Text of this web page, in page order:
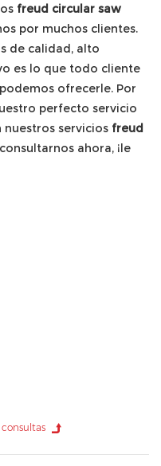
freud circular saw
por muchos clientes.
de calidad, alto
es lo que todo cliente
ofrecerle. Por
perfecto servicio
nuestros servicios freud
ahora, ¡le